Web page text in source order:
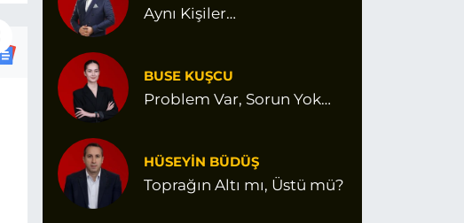
Aynı Kişiler…
BUSE KUŞCU
Problem Var, Sorun Yok…
HÜSEYİN BÜDÜŞ
Toprağın Altı mı, Üstü mü?